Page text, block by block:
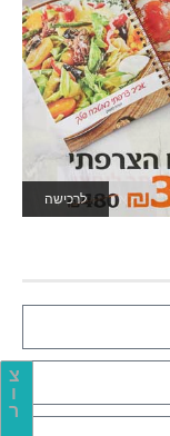
צ
ו
ר
לרכישה
לאתר המשחקים